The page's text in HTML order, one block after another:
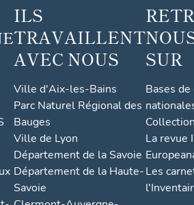
ILS
TRAVAILLENT
AVEC NOUS
Ville d'Aix-les-Bains
Parc Naturel Régional des
Bauges
Ville de Lyon
Département de la Savoie
Département de la Haute-
Savoie
SUR
Bases
La revue
Les